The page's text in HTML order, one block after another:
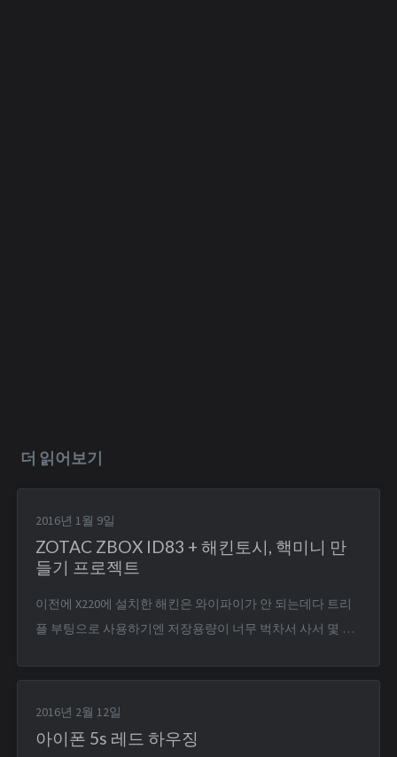
더 읽어보기
2016년 1월 9일
ZOTAC ZBOX ID83 + 해킨토시, 핵미니 만
들기 프로젝트
이전에 X220에 설치한 해킨은 와이파이가 안 되는데다 트리
플 부팅으로 사용하기엔 저장용량이 너무 벅차서 사서 몇 번
를 알아보다가 조텍 Zbox ID83이라는 미니PC 리퍼비시 상품
이 좋은 가격이 나와서 “해킨 한 번 깔아보고?안되면 걍 NAS
2016년 2월 12일
아이폰 5s 레드 하우징